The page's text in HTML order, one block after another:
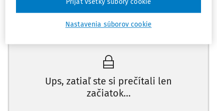
spoločnému právnemu zástupcovi.
Povinnosť nahradiť druhej sporovej strane trovy konania,
nie je takou povinnosťou, ktorá by mala povinná osoba
vykonať osobne (druhá veta § 49 ods. 1 Občianskeho
NAJVYŠŠIEHO SÚDU SR 1 OBDO 1/2012
Máte predplatné?
Ups, zatiaľ ste si prečítali len
začiatok...
Nastavenia súborov cookie
Prijať všetky súbory cookie